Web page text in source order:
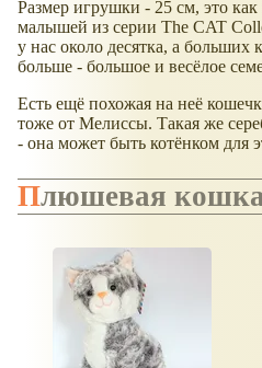
Размер игрушки - 25 см, это как
малышей из серии The CAT
у нас около десятка, а больших
больше - большое и весёлое
Eсть ещё похожая на неё
тоже от Мелиссы. Такая же
- она может быть котёнком для
Плюшевая